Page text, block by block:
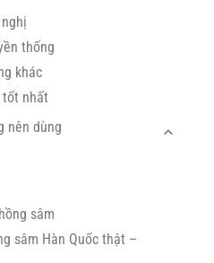
thống
khác
tốt nhất
nên dùng
sâm
sâm Hàn Quốc thật –